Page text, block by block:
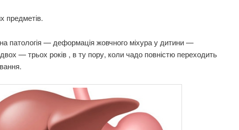
предметів.
патологія — деформація жовчного міхура у дитини —
двох — трьох років , в ту пору, коли чадо повністю переходить